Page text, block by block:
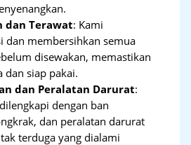
dan Terawat: Kami
dan membersihkan semua
disewakan, memastikan
dan siap pakai.
dan Peralatan Darurat:
dengan ban
dan peralatan darurat
terduga yang dialami